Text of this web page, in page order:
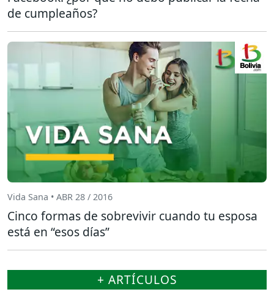
de cumpleaños?
Vida Sana • ABR 28 / 2016
Cinco formas de sobrevivir cuando tu esposa
está en “esos días”
+ ARTÍCULOS